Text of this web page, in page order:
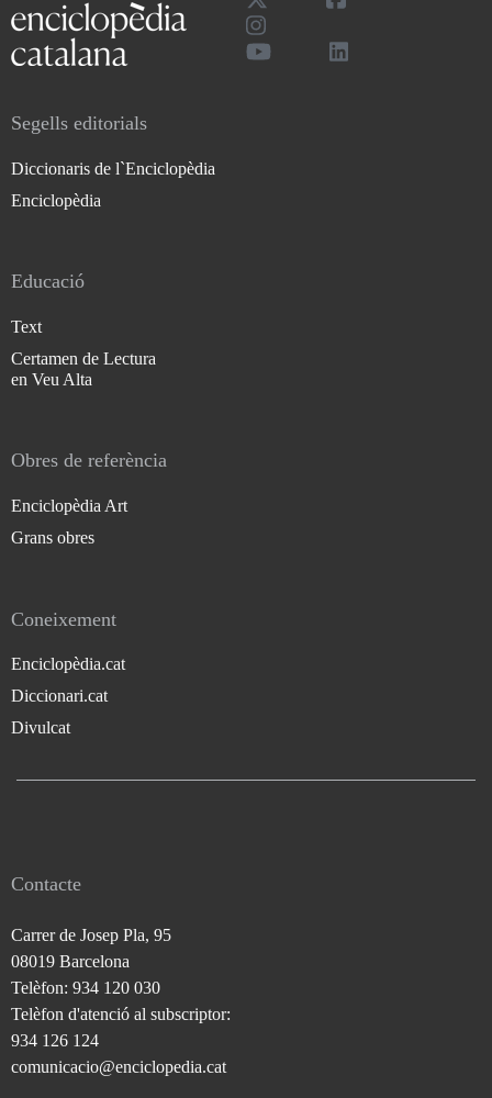
Segells editorials
Diccionaris de l`Enciclopèdia
Enciclopèdia
Educació
Text
Certamen de Lectura
en Veu Alta
Obres de referència
Enciclopèdia Art
Grans obres
Coneixement
Enciclopèdia.cat
Diccionari.cat
Divulcat
Contacte
Carrer de Josep Pla, 95
08019 Barcelona
Telèfon: 934 120 030
Telèfon d'atenció al subscriptor:
934 126 124
comunicacio@enciclopedia.cat